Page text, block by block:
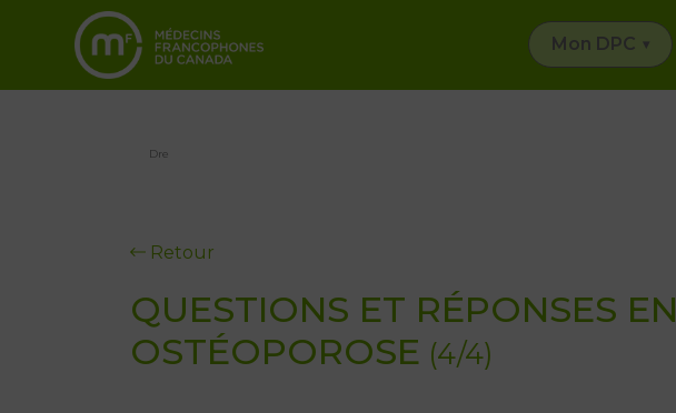
Mon DPC
Dre
Retour
QUESTIONS ET RÉPONSES EN
OSTÉOPOROSE (4/4)